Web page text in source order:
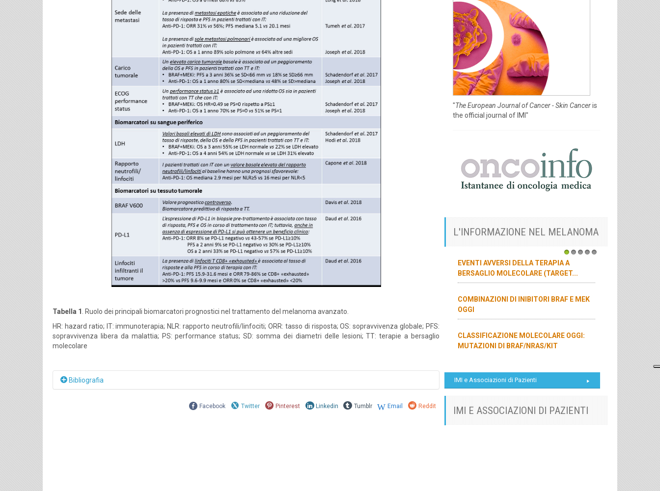
Tabella 1
. Ruolo dei principali biomarcatori prognostici nel trattamento del melanoma avanzato.
HR: hazard ratio; IT: immunoterapia; NLR: rapporto neutrofili/linfociti; ORR: tasso di risposta; OS: sopravvivenza globale; PFS:
sopravvivenza libera da malattia; PS: performance status; SD: somma dei diametri delle lesioni; TT: terapie a bersaglio
molecolare
Bibliografia
Facebook Twitter Pinterest Linkedin Tumblr Email Reddit
"The European Journal of Cancer - Skin Canceris
the official journal of IMI"
L'INFORMAZIONE NEL MELANOMA
1
EVENTI AVVERSI DELLA TERAPIA A
BERSAGLIO MOLECOLARE (TARGET...
COMBINAZIONI DI INIBITORI BRAF E MEK
OGGI
CLASSIFICAZIONE MOLECOLARE OGGI:
MUTAZIONI DI BRAF/NRAS/KIT
IMI e Associazioni di Pazienti
IMI E ASSOCIAZIONI DI PAZIENTI